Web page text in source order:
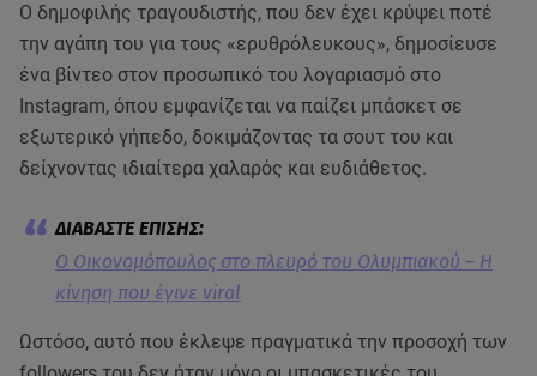
Ο δημοφιλής τραγουδιστής, που δεν έχει κρύψει ποτέ
την αγάπη του για τους «ερυθρόλευκους», δημοσίευσε
ένα βίντεο στον προσωπικό του λογαριασμό στο
Instagram, όπου εμφανίζεται να παίζει μπάσκετ σε
εξωτερικό γήπεδο, δοκιμάζοντας τα σουτ του και
δείχνοντας ιδιαίτερα χαλαρός και ευδιάθετος.
O Οικονομόπουλος στο πλευρό του Ολυμπιακού – Η
κίνηση που έγινε viral
Ωστόσο, αυτό που έκλεψε πραγματικά την προσοχή των